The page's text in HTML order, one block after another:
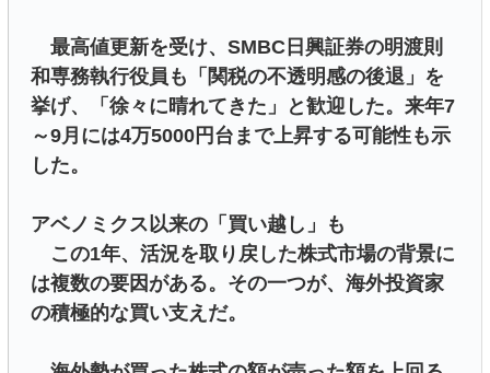
最高値更新を受け、SMBC日興証券の明渡則
和専務執行役員も「関税の不透明感の後退」を
挙げ、「徐々に晴れてきた」と歓迎した。来年7
～9月には4万5000円台まで上昇する可能性も示
した。
アベノミクス以来の「買い越し」も
この1年、活況を取り戻した株式市場の背景に
は複数の要因がある。その一つが、海外投資家
の積極的な買い支えだ。